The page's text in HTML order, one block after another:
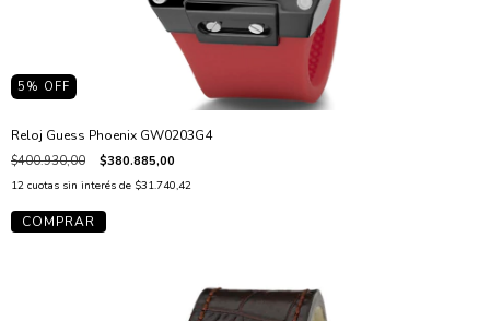
5 % OFF
Reloj Guess Phoenix GW0203G4
$400.930,00 $380.885,00
12 cuotas sin interés de $31.740,42